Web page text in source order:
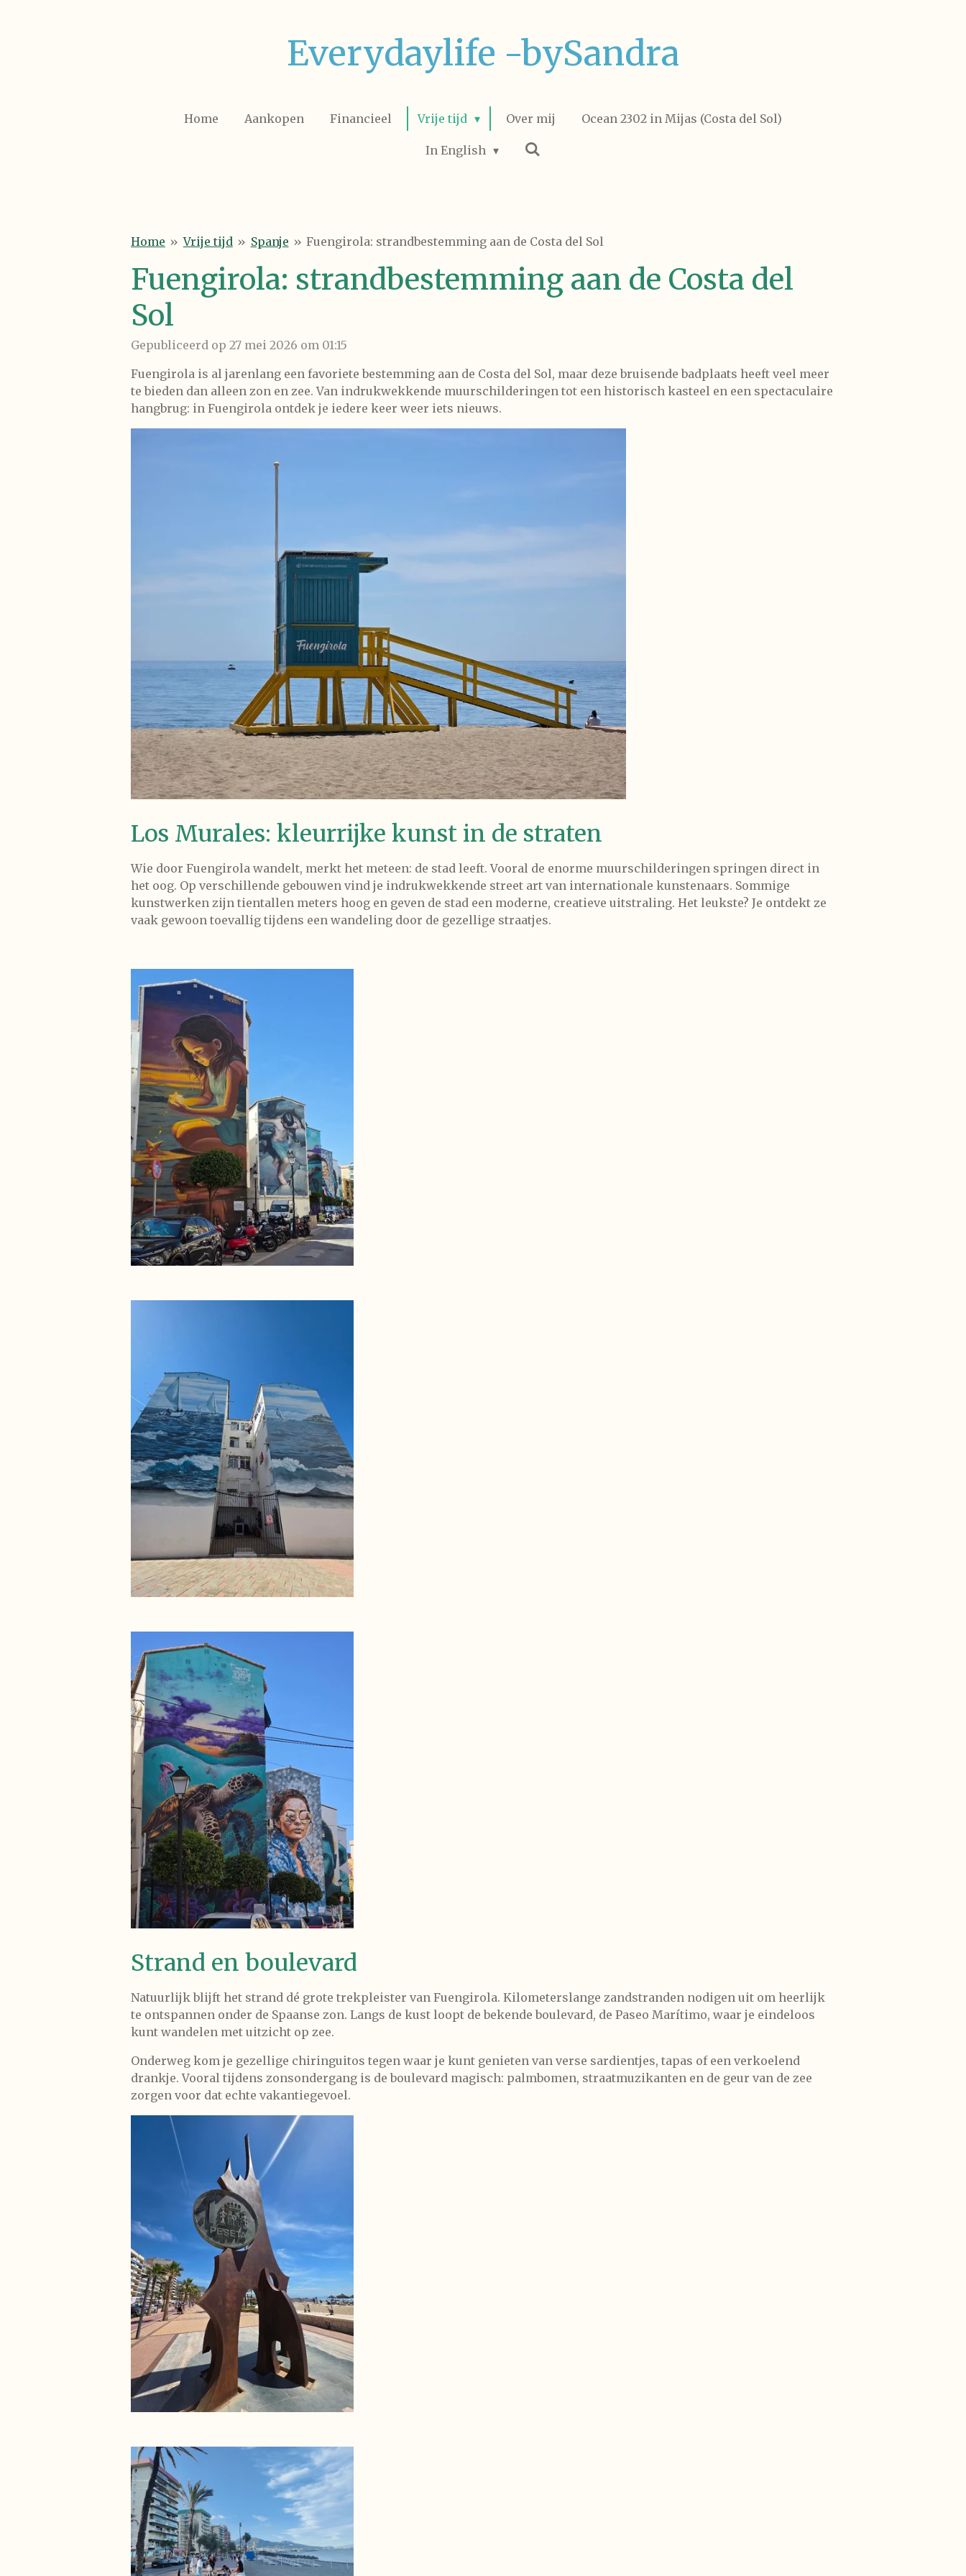
Everydaylife -bySandra
Home Aankopen Financieel Vrije tijd Over mij Ocean 2302 in Mijas (Costa del Sol)
In English
Home » Vrije tijd » Spanje » Fuengirola: strandbestemming aan de Costa del Sol
Fuengirola: strandbestemming aan de Costa del
Sol
Gepubliceerd op 27 mei 2026 om 01:15
Fuengirola is al jarenlang een favoriete bestemming aan de Costa del Sol, maar deze bruisende badplaats heeft veel meer
te bieden dan alleen zon en zee. Van indrukwekkende muurschilderingen tot een historisch kasteel en een spectaculaire
hangbrug: in Fuengirola ontdek je iedere keer weer iets nieuws.
Los Murales: kleurrijke kunst in de straten
Wie door Fuengirola wandelt, merkt het meteen: de stad leeft. Vooral de enorme muurschilderingen springen direct in
het oog. Op verschillende gebouwen vind je indrukwekkende street art van internationale kunstenaars. Sommige
kunstwerken zijn tientallen meters hoog en geven de stad een moderne, creatieve uitstraling. Het leukste? Je ontdekt ze
vaak gewoon toevallig tijdens een wandeling door de gezellige straatjes.
Strand en boulevard
Natuurlijk blijft het strand dé grote trekpleister van Fuengirola. Kilometerslange zandstranden nodigen uit om heerlijk
te ontspannen onder de Spaanse zon. Langs de kust loopt de bekende boulevard, de Paseo Marítimo, waar je eindeloos
kunt wandelen met uitzicht op zee.
Onderweg kom je gezellige chiringuitos tegen waar je kunt genieten van verse sardientjes, tapas of een verkoelend
drankje. Vooral tijdens zonsondergang is de boulevard magisch: palmbomen, straatmuzikanten en de geur van de zee
zorgen voor dat echte vakantiegevoel.